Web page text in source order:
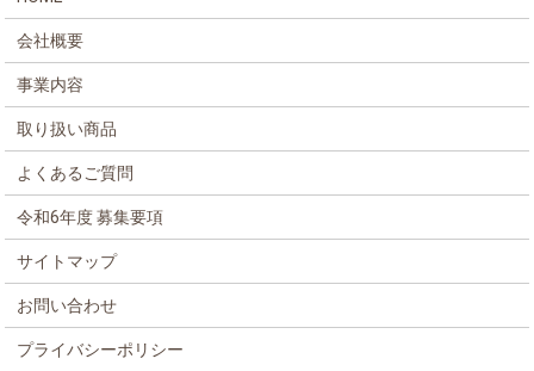
会社概要
事業内容
取り扱い商品
よくあるご質問
令和6年度 募集要項
サイトマップ
お問い合わせ
プライバシーポリシー